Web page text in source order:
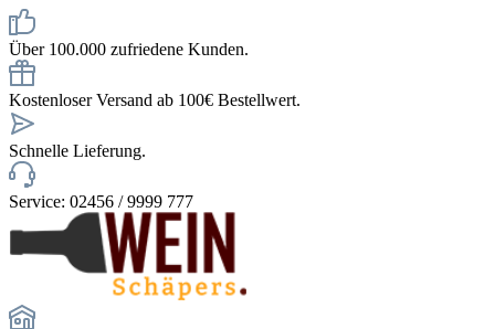
Über 100.000 zufriedene Kunden.
Kostenloser Versand ab 100€ Bestellwert.
Schnelle Lieferung.
Service: 02456 / 9999 777